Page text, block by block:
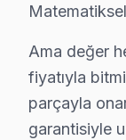
Sanyo
Ama değer
fiyatıyla
parçayla
garantisiyle